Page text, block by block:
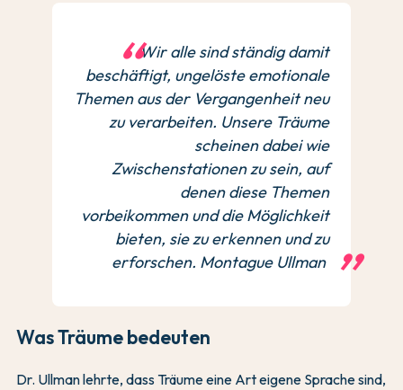
Wir alle sind ständig damit
beschäftigt, ungelöste emotionale
Themen aus der Vergangenheit neu
zu verarbeiten. Unsere Träume
scheinen dabei wie
Zwischenstationen zu sein, auf
denen diese Themen
vorbeikommen und die Möglichkeit
bieten, sie zu erkennen und zu
erforschen. Montague Ullman
Was Träume bedeuten
Dr. Ullman lehrte, dass Träume eine Art eigene Sprache sind,